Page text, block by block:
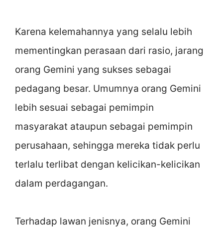
Karena kelemahannya yang selalu lebih
mementingkan perasaan dari rasio, jarang
orang Gemini yang sukses sebagai
pedagang besar. Umumnya orang Gemini
lebih sesuai sebagai pemimpin
masyarakat ataupun sebagai pemimpin
perusahaan, sehingga mereka tidak perlu
terlalu terlibat dengan kelicikan-kelicikan
dalam perdagangan.
Terhadap lawan jenisnya, orang Gemini